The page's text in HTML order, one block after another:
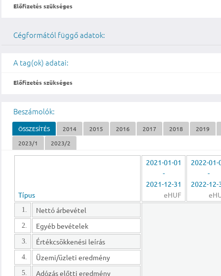
Előfizetés szükséges
Cégformától függő adatok:
A tag(ok) adatai:
Előfizetés szükséges
Beszámolók:
ÖSSZESÍTÉS 2014 2015 2016 2017 2018
2019
2023/1
2023/2
Típus
2021-01-01
-
2021-12-31
eHUF
2022-01-
-
2022-12-
1. Nettó árbevétel
2. Egyéb bevételek
3. Értékcsökkenési leírás
4. Üzemi/üzleti eredmény
5. Adózás előtti eredmény